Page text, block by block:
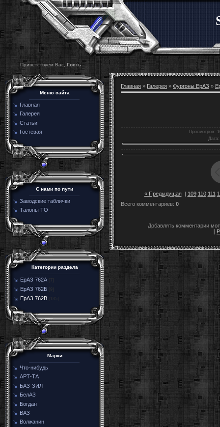
Приветствуем Вас, Гость
Меню сайта
Главная
Галерея
Статьи
Гостевая
C нами по пути
Заводские таблички
Талоны ТО
Категории раздела
ЕрАЗ 762А [7]
ЕрАЗ 762Б
ЕрАЗ 762В [135]
Марки
Что-нибудь
АРТ-ТА
БАЗ-ЗИЛ
БелАЗ
Богдан
ВАЗ
Волжанин
Главная » Галерея » Фургоны ЕрАЗ »
Просмотров:
Дата
« Предыдущая| 109 110 111
Всего комментариев: 0
Добавлять комментарии
[